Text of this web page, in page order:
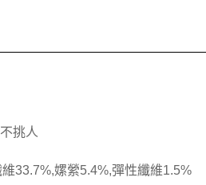
挑人
33.7%,嫘縈5.4%,彈性纖維1.5%